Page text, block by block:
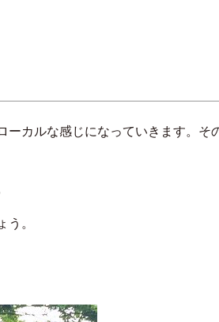
ーカルな感じになっていきます。そ
。